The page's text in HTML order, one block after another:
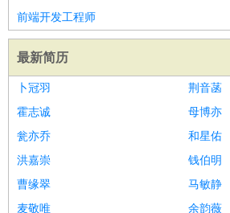
前端开发工程师
最新简历
卜冠羽
荆音菡
霍志诚
母博亦
瓮亦乔
和星佑
洪嘉崇
钱伯明
曹缘翠
马敏静
麦敬唯
余韵薇